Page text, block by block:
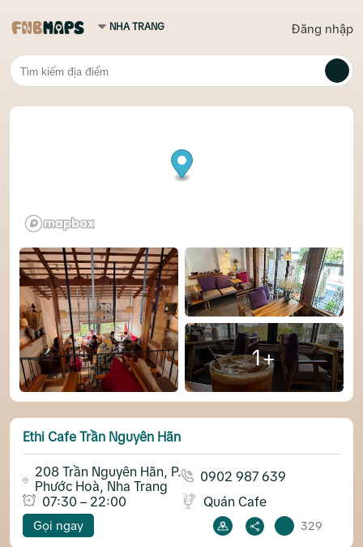
Đăng nhập
1+
Ethi Cafe Trần Nguyên Hãn
208 Trần Nguyên Hãn, P.
Phước Hoà, Nha Trang
0902 987 639
07:30 – 22:00
Quán Cafe
Gọi ngay 329